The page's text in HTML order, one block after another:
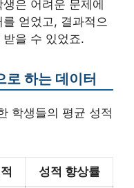
은 어려운 문제에
얻었고, 결과적으
을 수 있었죠.
로 하는 데이터
학생들의 평균 성적
성적 향상률